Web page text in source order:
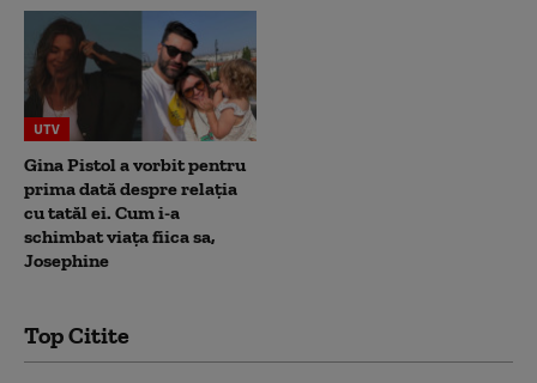
UTV
Gina Pistol a vorbit pentru
prima dată despre relația
cu tatăl ei. Cum i-a
schimbat viața fiica sa,
Josephine
Top Citite